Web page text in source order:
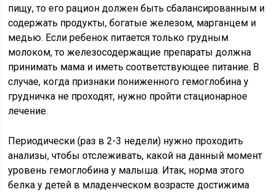
пищу, то его рацион должен быть сбалансированным и
содержать продукты, богатые железом, марганцем и
медью. Если ребенок питается только грудным
молоком, то железосодержащие препараты должна
принимать мама и иметь соответствующее питание. В
случае, когда признаки пониженного гемоглобина у
грудничка не проходят, нужно пройти стационарное
лечение.
Периодически (раз в 2-3 недели) нужно проходить
анализы, чтобы отслеживать, какой на данный момент
уровень гемоглобина у малыша. Итак, норма этого
белка у детей в младенческом возрасте достижима